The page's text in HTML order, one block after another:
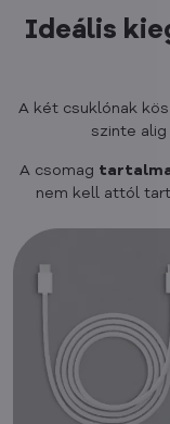
Ideális
A két csuklónak
szinte
A csomag
nem kell attól